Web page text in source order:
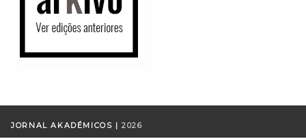
JORNAL AKADÉMICOS |2026